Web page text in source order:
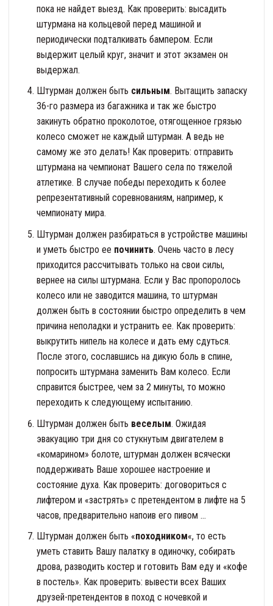
пока не найдет выезд. Как проверить: высадить
штурмана на кольцевой перед машиной и
периодически подталкивать бампером. Если
выдержит целый круг, значит и этот экзамен он
выдержал.
Штурман должен быть сильным. Вытащить запаску
36-го размера из багажника и так же быстро
закинуть обратно проколотое, отягощенное грязью
колесо сможет не каждый штурман. А ведь не
самому же это делать! Как проверить: отправить
штурмана на чемпионат Вашего села по тяжелой
атлетике. В случае победы переходить к более
репрезентативный соревнованиям, например, к
чемпионату мира.
Штурман должен разбираться в устройстве машины
и уметь быстро ее починить. Очень часто в лесу
приходится рассчитывать только на свои силы,
вернее на силы штурмана. Если у Вас пропоролось
колесо или не заводится машина, то штурман
должен быть в состоянии быстро определить в чем
причина неполадки и устранить ее. Как проверить:
выкрутить нипель на колесе и дать ему сдуться.
После этого, сославшись на дикую боль в спине,
попросить штурмана заменить Вам колесо. Если
справится быстрее, чем за 2 минуты, то можно
переходить к следующему испытанию.
Штурман должен быть веселым. Ожидая
эвакуацию три дня со стукнутым двигателем в
«комарином» болоте, штурман должен всячески
поддерживать Ваше хорошее настроение и
состояние духа. Как проверить: договориться с
лифтером и «застрять» с претендентом в лифте на 5
часов, предварительно напоив его пивом …
Штурман должен быть «походником«, то есть
уметь ставить Вашу палатку в одиночку, собирать
дрова, разводить костер и готовить Вам еду и «кофе
в постель». Как проверить: вывести всех Ваших
друзей-претендентов в поход с ночевкой и